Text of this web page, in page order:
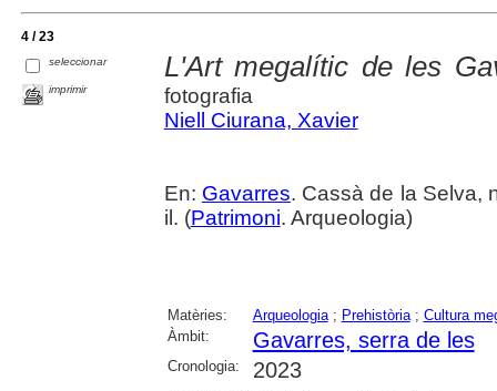
4 / 23
seleccionar
imprimir
L'Art megalític de les
fotografia
Niell Ciurana, Xavier
En: Gavarres. Cassà de la Selva,
il. (Patrimoni. Arqueologia)
Matèries: Arqueologia; Prehistòria; Cultura
Àmbit:
Gavarres, serra de les
Cronologia: 2023